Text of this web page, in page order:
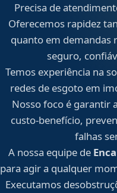
Precisa de
Oferecemos rapidez
quanto em demandas
seguro,
Temos experiência na
redes de esgoto em
Nosso foco é garantir
custo-benefício,
falhas
A nossa equipe de
para agir a qualquer
Executamos